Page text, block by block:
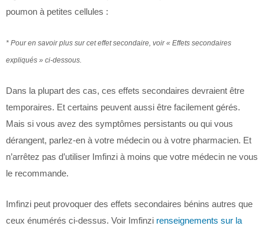
poumon à petites cellules :
* Pour en savoir plus sur cet effet secondaire, voir « Effets secondaires
expliqués » ci-dessous.
Dans la plupart des cas, ces effets secondaires devraient être
temporaires. Et certains peuvent aussi être facilement gérés.
Mais si vous avez des symptômes persistants ou qui vous
dérangent, parlez-en à votre médecin ou à votre pharmacien. Et
n’arrêtez pas d’utiliser Imfinzi à moins que votre médecin ne vous
le recommande.
Imfinzi peut provoquer des effets secondaires bénins autres que
ceux énumérés ci-dessus. Voir Imfinzi renseignements sur la